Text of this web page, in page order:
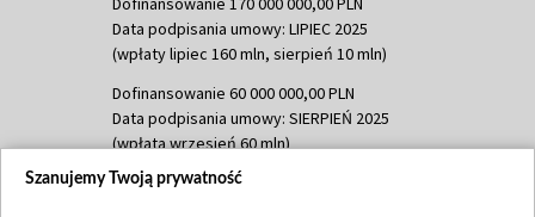
Data podpisania umowy: LIPIEC 2025
(wpłaty lipiec 160 mln, sierpień 10 mln)
Dofinansowanie 60 000 000,00 PLN
Data podpisania umowy: SIERPIEŃ 2025
(wpłata wrzesień 60 mln)
Dofinansowanie 635 783 051,21 PLN
Szanujemy Twoją prywatność